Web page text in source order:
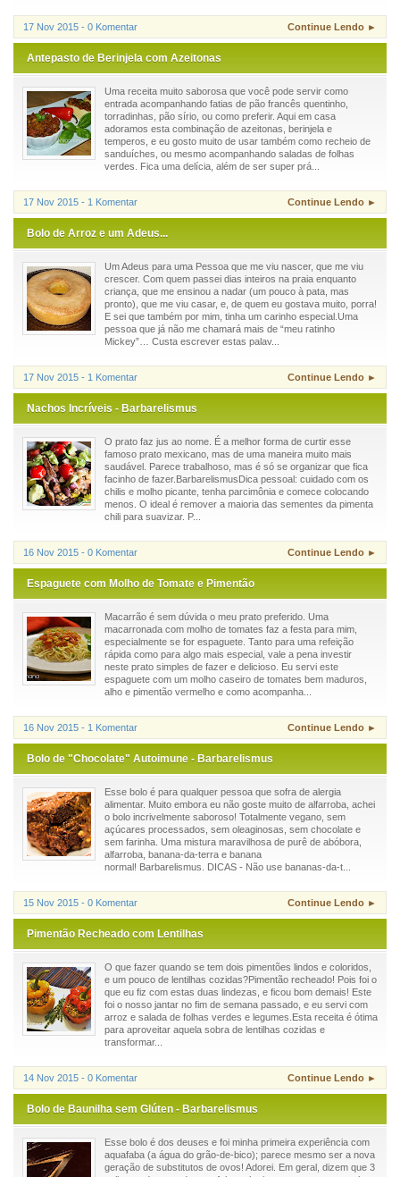
17 Nov 2015 - 0 Komentar Continue Lendo ►
Antepasto de Berinjela com Azeitonas
Uma receita muito saborosa que você pode servir como
entrada acompanhando fatias de pão francês quentinho,
torradinhas, pão sírio, ou como preferir. Aqui em casa
adoramos esta combinação de azeitonas, berinjela e
temperos, e eu gosto muito de usar também como recheio de
sanduíches, ou mesmo acompanhando saladas de folhas
verdes. Fica uma delícia, além de ser super prá...
17 Nov 2015 - 1 Komentar Continue Lendo ►
Bolo de Arroz e um Adeus...
Um Adeus para uma Pessoa que me viu nascer, que me viu
crescer. Com quem passei dias inteiros na praia enquanto
criança, que me ensinou a nadar (um pouco à pata, mas
pronto), que me viu casar, e, de quem eu gostava muito, porra!
E sei que também por mim, tinha um carinho especial.Uma
pessoa que já não me chamará mais de “meu ratinho
Mickey”… Custa escrever estas palav...
17 Nov 2015 - 1 Komentar Continue Lendo ►
Nachos Incríveis - Barbarelismus
O prato faz jus ao nome. É a melhor forma de curtir esse
famoso prato mexicano, mas de uma maneira muito mais
saudável. Parece trabalhoso, mas é só se organizar que fica
facinho de fazer.BarbarelismusDica pessoal: cuidado com os
chilis e molho picante, tenha parcimônia e comece colocando
menos. O ideal é remover a maioria das sementes da pimenta
chili para suavizar. P...
16 Nov 2015 - 0 Komentar Continue Lendo ►
Espaguete com Molho de Tomate e Pimentão
Macarrão é sem dúvida o meu prato preferido. Uma
macarronada com molho de tomates faz a festa para mim,
especialmente se for espaguete. Tanto para uma refeição
rápida como para algo mais especial, vale a pena investir
neste prato simples de fazer e delicioso. Eu servi este
espaguete com um molho caseiro de tomates bem maduros,
alho e pimentão vermelho e como acompanha...
16 Nov 2015 - 1 Komentar Continue Lendo ►
Bolo de "Chocolate" Autoimune - Barbarelismus
Esse bolo é para qualquer pessoa que sofra de alergia
alimentar. Muito embora eu não goste muito de alfarroba, achei
o bolo incrivelmente saboroso! Totalmente vegano, sem
açúcares processados, sem oleaginosas, sem chocolate e
sem farinha. Uma mistura maravilhosa de purê de abóbora,
alfarroba, banana-da-terra e banana
normal! Barbarelismus. DICAS - Não use bananas-da-t...
15 Nov 2015 - 0 Komentar Continue Lendo ►
Pimentão Recheado com Lentilhas
O que fazer quando se tem dois pimentões lindos e coloridos,
e um pouco de lentilhas cozidas?Pimentão recheado! Pois foi o
que eu fiz com estas duas lindezas, e ficou bom demais! Este
foi o nosso jantar no fim de semana passado, e eu servi com
arroz e salada de folhas verdes e legumes.Esta receita é ótima
para aproveitar aquela sobra de lentilhas cozidas e
transformar...
14 Nov 2015 - 0 Komentar Continue Lendo ►
Bolo de Baunilha sem Glúten - Barbarelismus
Esse bolo é dos deuses e foi minha primeira experiência com
aquafaba (a água do grão-de-bico); parece mesmo ser a nova
geração de substitutos de ovos! Adorei. Em geral, dizem que 3